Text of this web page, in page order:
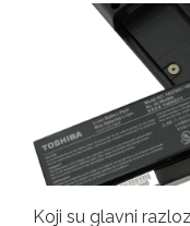
Koji su glavni